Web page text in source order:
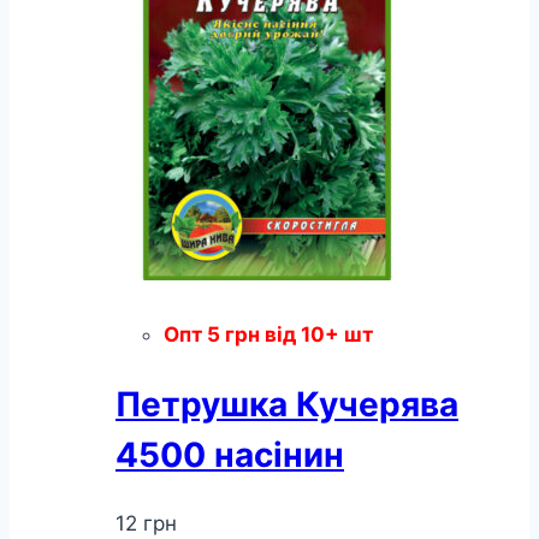
Опт 5 грн від 10+ шт
Петрушка Кучерява
4500 насінин
12 грн